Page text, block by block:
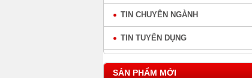
TIN CHUYÊN NGÀNH
TIN TUYỂN DỤNG
SẢN PHẨM MỚI